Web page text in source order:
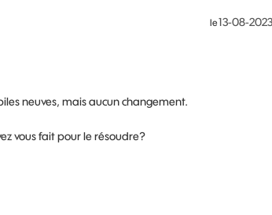
le‎13-08-2023
neuves, mais aucun changement.
vous fait pour le résoudre?